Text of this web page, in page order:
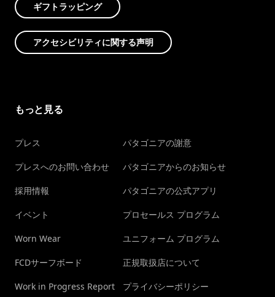
ギフトラッピング
アクセシビリティに関する声明
もっと見る
プレス
プレスへのお問い合わせ
採用情報
イベント
Worn Wear
FCDサーフボード
Work in Progress Report
パタゴニアの謝意
パタゴニアからのお知らせ
パタゴニアの公式アプリ
プロセールス プログラム
ユニフォーム プログラム
正規取扱店について
プライバシーポリシー